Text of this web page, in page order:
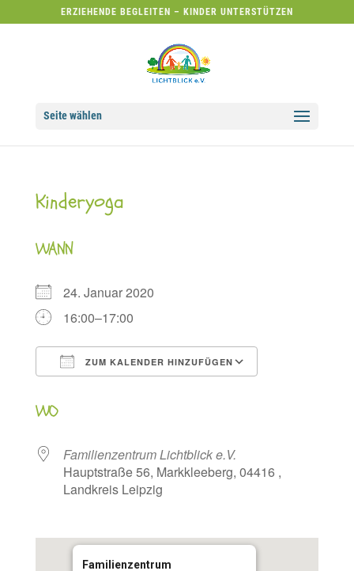
ERZIEHENDE BEGLEITEN – KINDER UNTERSTÜTZEN
Seite wählen
Kinderyoga
WANN
24. Januar 2020
16:00–17:00
ZUM KALENDER HINZUFÜGEN
WO
Familienzentrum Lichtblick e.V.
Hauptstraße 56, Markkleeberg, 04416 ,
Landkreis Leipzig
Familienzentrum